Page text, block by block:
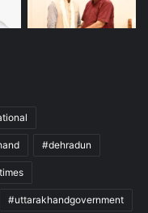
#dehradun
#uttarakhandgovernment